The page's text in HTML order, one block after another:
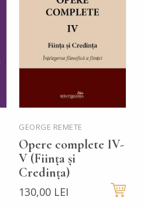
GEORGE REMETE
Opere complete IV-
V (Ființa și
Credința)
130,00 LEI